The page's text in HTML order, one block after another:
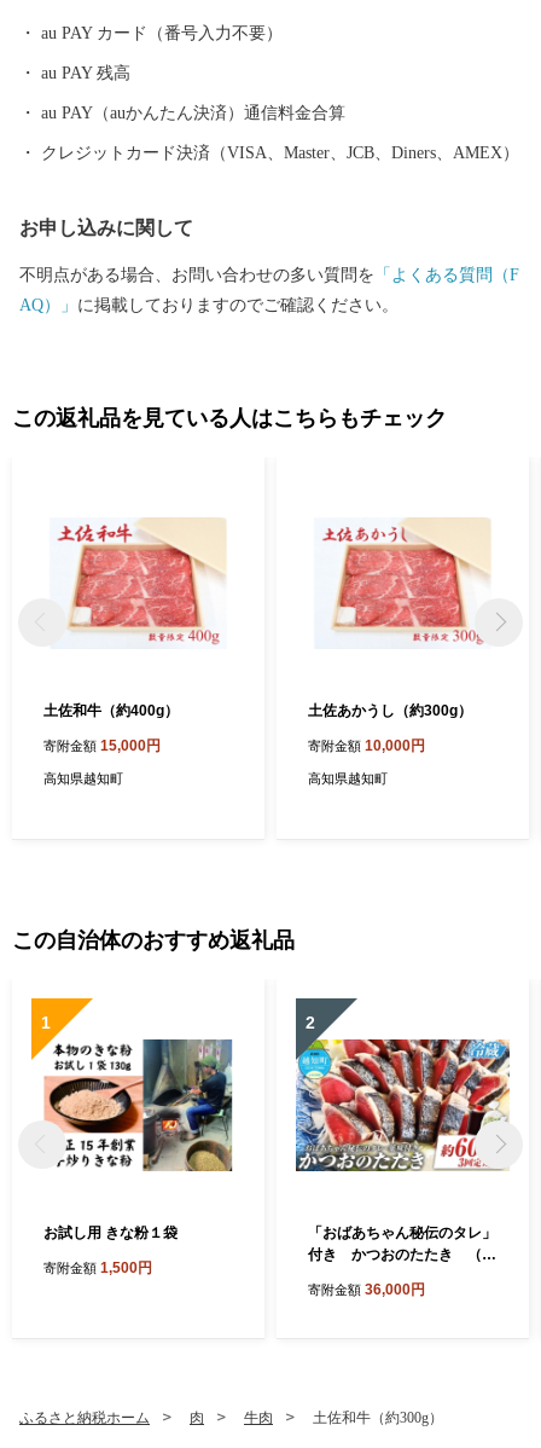
au PAY カード（番号入力不要）
au PAY 残高
au PAY（auかんたん決済）通信料金合算
クレジットカード決済（VISA、Master、JCB、Diners、AMEX）
お申し込みに関して
不明点がある場合、お問い合わせの多い質問を 「よくある質問（F
AQ）」 に掲載しておりますのでご確認ください。
この返礼品を見ている人はこちらもチェック
土佐和牛（約400g）
寄附金額 15,000円
高知県越知町
土佐あかうし（約300g）
寄附金額 10,000円
高知県越知町
この自治体のおすすめ返礼品
1
お試し用 きな粉１袋
寄附金額 1,500円
2
「おばあちゃん秘伝のタレ」
付き かつおのたたき （定
寄附金額 36,000円
ふるさと納税ホーム 肉 牛肉 土佐和牛（約300g）